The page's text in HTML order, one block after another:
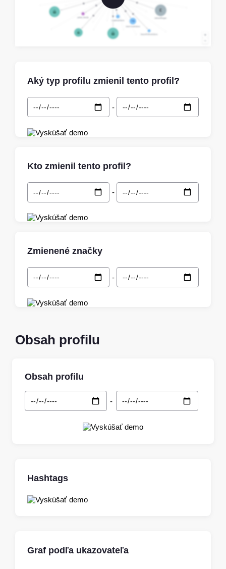
Aký typ profilu zmienil tento profil?
-
Kto zmienil tento profil?
-
Zmienené značky
-
Obsah profilu
Obsah profilu
-
Hashtags
Graf podľa ukazovateľa